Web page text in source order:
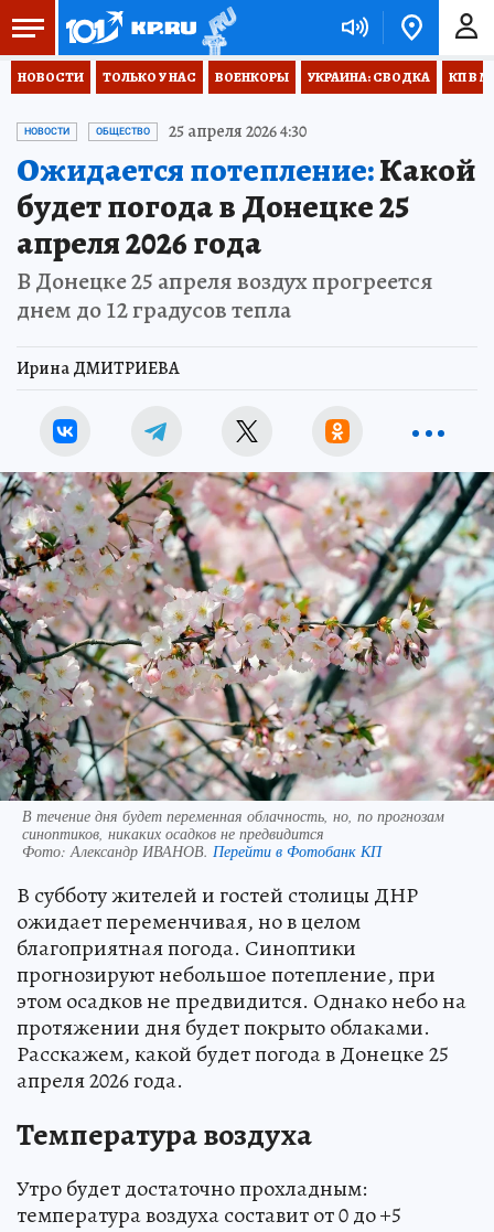
НОВОСТИ ТОЛЬКО У НАС ВОЕНКОРЫ УКРАИНА: СВОДКА КП В
НОВОСТИ ОБЩЕСТВО 25 апреля 2026 4:30
Ожидается потепление:Какой
будет погода в Донецке 25
апреля 2026 года
В Донецке 25 апреля воздух прогреется
днем до 12 градусов тепла
Ирина ДМИТРИЕВА
В течение дня будет переменная облачность, но, по прогнозам
синоптиков, никаких осадков не предвидится
Фото: Александр ИВАНОВ. Перейти в Фотобанк КП
В субботу жителей и гостей столицы ДНР
ожидает переменчивая, но в целом
благоприятная погода. Синоптики
прогнозируют небольшое потепление, при
этом осадков не предвидится. Однако небо на
протяжении дня будет покрыто облаками.
Расскажем, какой будет погода в Донецке 25
апреля 2026 года.
Температура воздуха
Утро будет достаточно прохладным:
температура воздуха составит от 0 до +5